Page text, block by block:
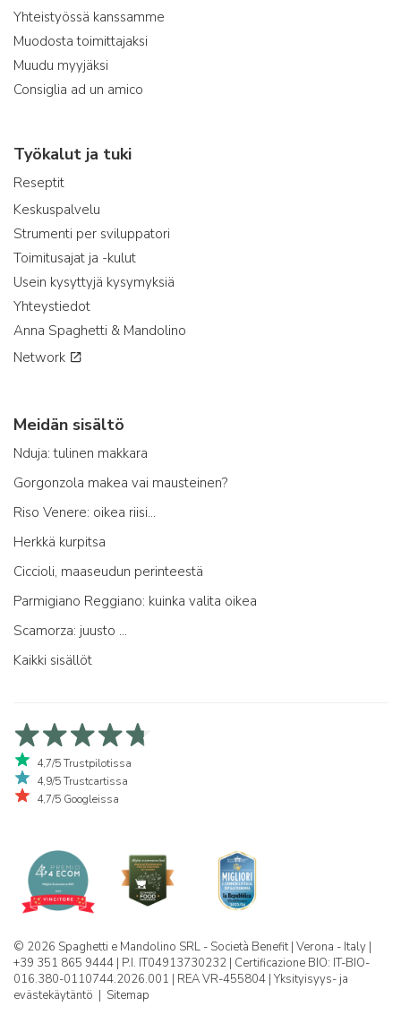
Yhteistyössä kanssamme
Muodosta toimittajaksi
Muudu myyjäksi
Consiglia ad un amico
Työkalut ja tuki
Reseptit
Keskuspalvelu
Strumenti per sviluppatori
Toimitusajat ja -kulut
Usein kysyttyjä kysymyksiä
Yhteystiedot
Anna Spaghetti & Mandolino
Network
Meidän sisältö
Nduja: tulinen makkara
Gorgonzola makea vai mausteinen?
Riso Venere: oikea riisi...
Herkkä kurpitsa
Ciccioli, maaseudun perinteestä
Parmigiano Reggiano: kuinka valita oikea
Scamorza: juusto ...
Kaikki sisällöt
4,7/5 Trustpilotissa
4,9/5 Trustcartissa
4,7/5 Googleissa
© 2026 Spaghetti e Mandolino SRL - Società Benefit | Verona - Italy |
+39 351 865 9444 | P.I. IT04913730232 | Certificazione BIO: IT-BIO-
016.380-0110744.2026.001 | REA VR-455804 |Yksityisyys- ja
evästekäytäntö | Sitemap